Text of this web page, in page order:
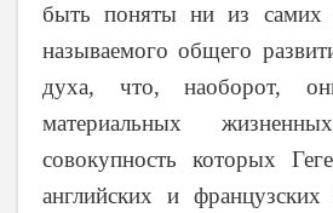
быть поняты ни из самих
называемого общего
духа, что, наоборот,
материальных
совокупность которых
английских и